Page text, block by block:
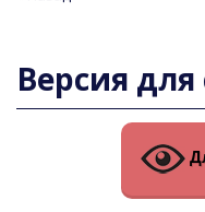
записям
Версия